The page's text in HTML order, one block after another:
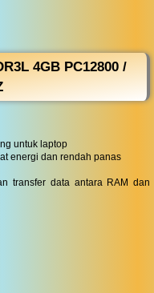
4GB PC12800 /
untuk laptop
energi dan rendah panas
transfer data antara RAM dan